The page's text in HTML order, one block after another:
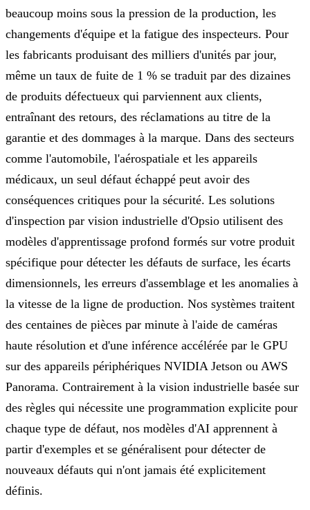
beaucoup moins sous la pression de la production, les
changements d'équipe et la fatigue des inspecteurs. Pour
les fabricants produisant des milliers d'unités par jour,
même un taux de fuite de 1 % se traduit par des dizaines
de produits défectueux qui parviennent aux clients,
entraînant des retours, des réclamations au titre de la
garantie et des dommages à la marque. Dans des secteurs
comme l'automobile, l'aérospatiale et les appareils
médicaux, un seul défaut échappé peut avoir des
conséquences critiques pour la sécurité. Les solutions
d'inspection par vision industrielle d'Opsio utilisent des
modèles d'apprentissage profond formés sur votre produit
spécifique pour détecter les défauts de surface, les écarts
dimensionnels, les erreurs d'assemblage et les anomalies à
la vitesse de la ligne de production. Nos systèmes traitent
des centaines de pièces par minute à l'aide de caméras
haute résolution et d'une inférence accélérée par le GPU
sur des appareils périphériques NVIDIA Jetson ou AWS
Panorama. Contrairement à la vision industrielle basée sur
des règles qui nécessite une programmation explicite pour
chaque type de défaut, nos modèles d'AI apprennent à
partir d'exemples et se généralisent pour détecter de
nouveaux défauts qui n'ont jamais été explicitement
définis.